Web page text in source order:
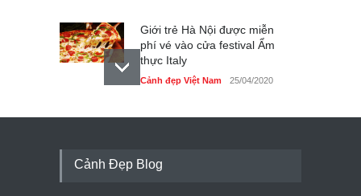
Giới trẻ Hà Nội được miễn
phí vé vào cửa festival Ẩm
thực Italy
Cảnh đẹp Việt Nam 25/04/2020
Tam giác mạch khoe sắc
Cảnh Đẹp Blog